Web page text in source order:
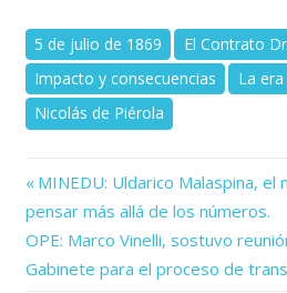
5 de julio de 1869
El Contrato
Impacto y consecuencias
La
Nicolás de Piérola
Navegación
de
entradas
Previous
Post:
MINEDU: Uldarico Malaspina,
pensar más allá de los números.
Next
Post:
OPE: Marco Vinelli, sostuvo
Gabinete para el proceso de